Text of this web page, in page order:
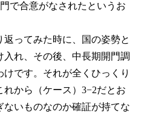
で合意がなされたというお
ってみた時に、国の姿勢と
入れ、その後、中長期開門調
です。それが全くひっくり
から（ケース）3−2だとお
ないものなのか確証が持てな